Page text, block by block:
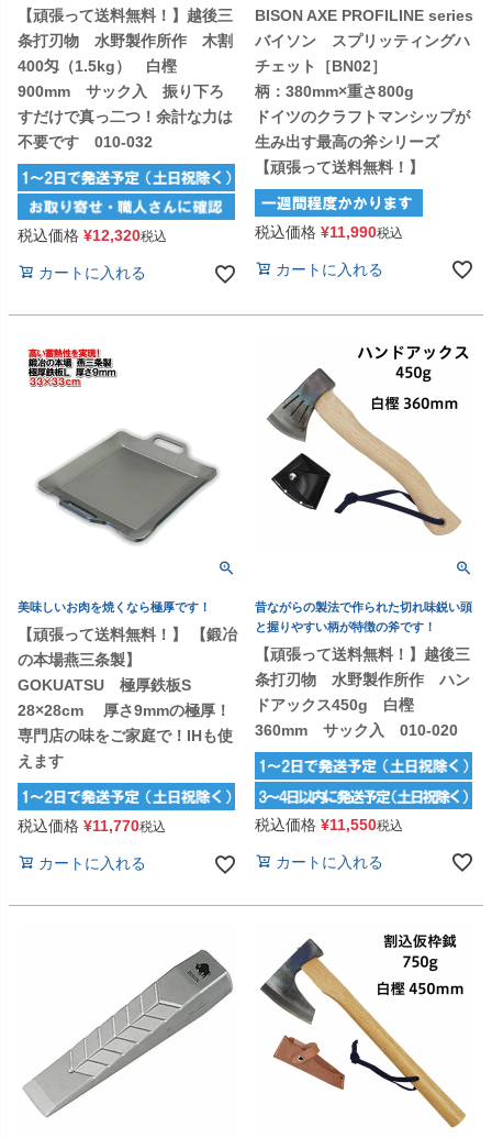
【頑張って送料無料！】越後三
条打刃物 水野製作所作 木割
400匁（1.5kg） 白樫
900mm サック入 振り下ろ
すだけで真っ二つ！余計な力は
不要です 010-032
税込価格 ¥12,320税込
カートに入れる
BISON AXE PROFILINE series
バイソン スプリッティングハ
チェット［BN02］
柄：380mm×重さ800g
ドイツのクラフトマンシップが
生み出す最高の斧シリーズ
【頑張って送料無料！】
税込価格 ¥11,990税込
カートに入れる
美味しいお肉を焼くなら極厚です！
【頑張って送料無料！】 【鍛冶
の本場燕三条製】
GOKUATSU 極厚鉄板S
28×28cm 厚さ9mmの極厚！
専門店の味をご家庭で！IHも使
えます
税込価格 ¥11,770税込
カートに入れる
昔ながらの製法で作られた切れ味鋭い頭
と握りやすい柄が特徴の斧です！
【頑張って送料無料！】越後三
条打刃物 水野製作所作 ハン
ドアックス450g 白樫
360mm サック入 010-020
税込価格 ¥11,550税込
カートに入れる